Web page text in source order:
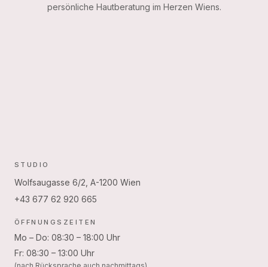
persönliche Hautberatung im Herzen Wiens.
STUDIO
Wolfsaugasse 6/2, A-1200 Wien
+43 677 62 920 665
ÖFFNUNGSZEITEN
Mo – Do: 08:30 – 18:00 Uhr
Fr: 08:30 – 13:00 Uhr